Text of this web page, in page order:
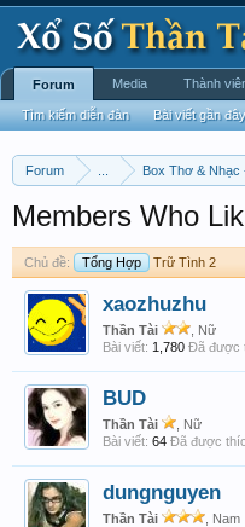
Forum Box Thơ & Nhạc
Members Who
Chủ đề: Tổng Hợp Trữ Tình 2
xaozhuzhu
Thần Tài
, Nữ
Bài viết: 1,780 Đã được
BUD
Thần Tài
, Nữ
Bài viết: 64 Đã được
dungnguyen
Thần Tài
, Nam
Forum
Tìm kiếm diễn đàn Bài viết gần đây
Media Thành